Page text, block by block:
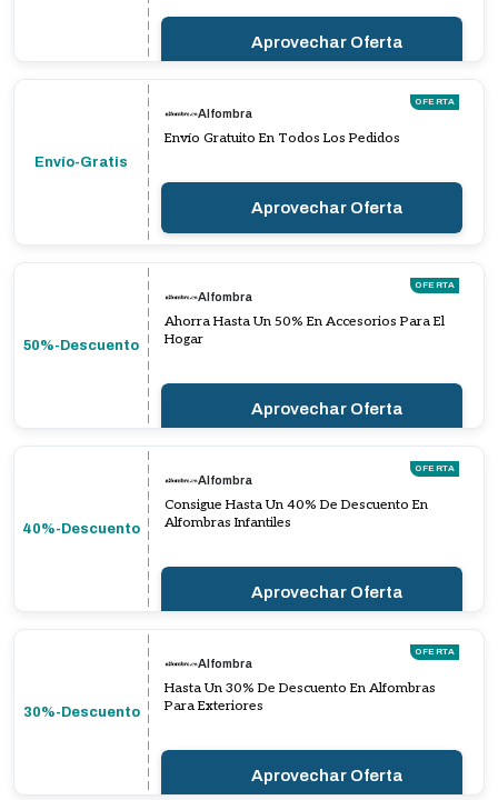
Aprovechar Oferta
Envío-Gratis
OFERTA
Alfombra
Envío Gratuito En Todos Los Pedidos
Aprovechar Oferta
50%-Descuento
OFERTA
Alfombra
Ahorra Hasta Un 50% En Accesorios Para El
Hogar
Aprovechar Oferta
40%-Descuento
OFERTA
Alfombra
Consigue Hasta Un 40% De Descuento En
Alfombras Infantiles
Aprovechar Oferta
30%-Descuento
OFERTA
Alfombra
Hasta Un 30% De Descuento En Alfombras
Para Exteriores
Aprovechar Oferta